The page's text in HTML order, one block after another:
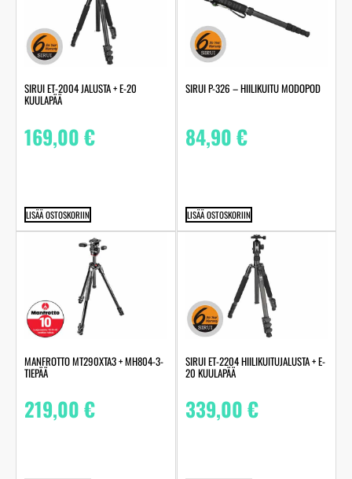
SIRUI ET-2004 JALUSTA + E-20
KUULAPÄÄ
169,00€
LISÄÄ OSTOSKORIIN
SIRUI P-326 – HIILIKUITU MODOPOD
84,90€
LISÄÄ OSTOSKORIIN
MANFROTTO MT290XTA3 + MH804-3-
TIEPÄÄ
219,00€
SIRUI ET-2204 HIILIKUITUJALUSTA + E-
20 KUULAPÄÄ
339,00€